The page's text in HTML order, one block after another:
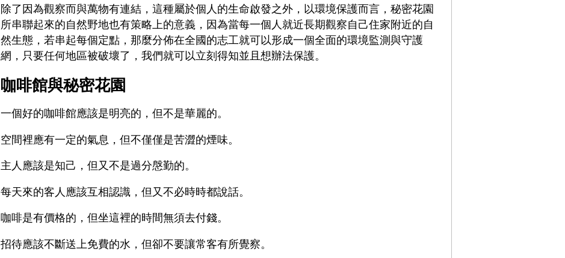
除了因為觀察而與萬物有連結，這種屬於個人的生命啟發之外，以環境保護而言，秘密花園
所串聯起來的自然野地也有策略上的意義，因為當每一個人就近長期觀察自己住家附近的自
然生態，若串起每個定點，那麼分佈在全國的志工就可以形成一個全面的環境監測與守護
網，只要任何地區被破壞了，我們就可以立刻得知並且想辦法保護。
咖啡館與秘密花園
一個好的咖啡館應該是明亮的，但不是華麗的。
空間裡應有一定的氣息，但不僅僅是苦澀的煙味。
主人應該是知己，但又不是過分慇勤的。
每天來的客人應該互相認識，但又不必時時都說話。
咖啡是有價格的，但坐這裡的時間無須去付錢。
招待應該不斷送上免費的水，但卻不要讓常客有所覺察。